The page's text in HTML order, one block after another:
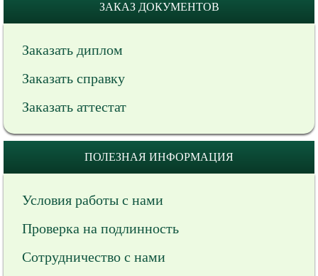
ЗАКАЗ ДОКУМЕНТОВ
Заказать диплом
Заказать справку
Заказать аттестат
ПОЛЕЗНАЯ ИНФОРМАЦИЯ
Условия работы с нами
Проверка на подлинность
Сотрудничество с нами